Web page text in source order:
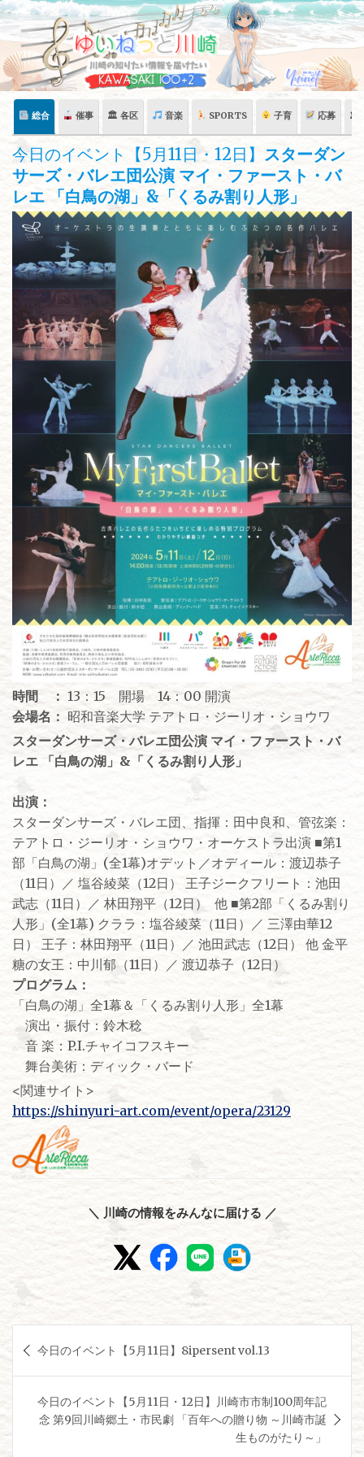
Skip
content
総合 催事 🏛 各区 音楽 SPORTS 子育 応募 🏛
今日のイベント【5月11日・12日】 スターダン
サーズ・バレエ団公演 マイ・ファースト・バ
レエ 「白鳥の湖」&「くるみ割り人形」
時間 ： 13：15 開場 14：00 開演
会場名： 昭和音楽大学 テアトロ・ジーリオ・ショウワ
スターダンサーズ・バレエ団公演 マイ・ファースト・バ
レエ 「白鳥の湖」&「くるみ割り人形」
出演：
スターダンサーズ・バレエ団、指揮：田中良和、管弦楽：
テアトロ・ジーリオ・ショウワ・オーケストラ出演 ■第1
部「白鳥の湖」(全1幕) オデット／オディール：渡辺恭子
（11日）／ 塩谷綾菜（12日） 王子ジークフリート：池田
武志（11日）／ 林田翔平（12日） 他 ■第2部「くるみ割り
人形」(全1幕) クララ：塩谷綾菜（11日）／ 三澤由華12
日） 王子：林田翔平（11日）／ 池田武志（12日） 他 金平
糖の女王：中川郁（11日）／ 渡辺恭子（12日）
プログラム：
「白鳥の湖」全1幕＆「くるみ割り人形」全1幕
演出・振付：鈴木稔
音 楽：P.I.チャイコフスキー
舞台美術：ディック・バード
<関連サイト>
https://shinyuri-art.com/event/opera/23129
＼ 川崎の情報をみんなに届ける ／
稿 今日のイベント【5月11日】8ipersent vol.13
今日のイベント【5月11日・12日】川崎市市制100周年記
念 第9回川崎郷土・市民劇 「百年への贈り物 ～川崎市誕
生ものがたり～」